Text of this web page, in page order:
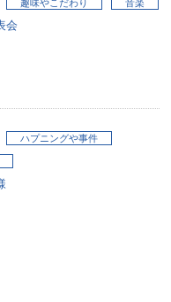
趣味やこだわり 音楽
会
ハプニングや事件